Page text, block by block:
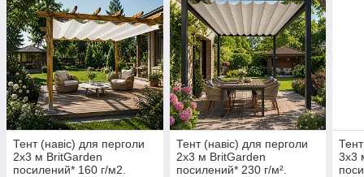
Тент (навіс) для перголи
2х3 м BritGarden
посилений* 160 г/м2.
Тент (навіс) для перголи
2х3 м BritGarden
посилений* 230 г/м².
3х3